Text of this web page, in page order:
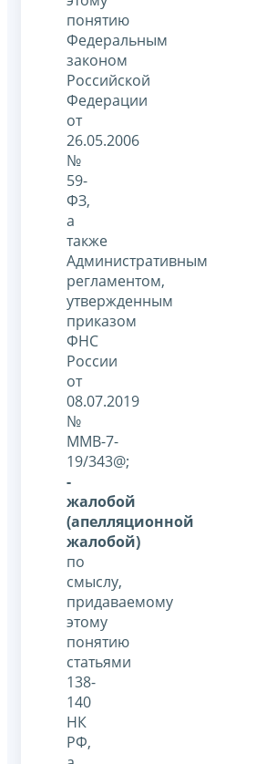
понятию
Федеральным
законом
Российской
Федерации
от
26.05.2006
№
59-
ФЗ,
а
также
Административным
регламентом,
утвержденным
приказом
ФНС
России
от
08.07.2019
№
ММВ-7-
19/343@;
-
жалобой
(апелляционной
жалобой)
по
смыслу,
придаваемому
этому
понятию
статьями
138-
140
НК
РФ,